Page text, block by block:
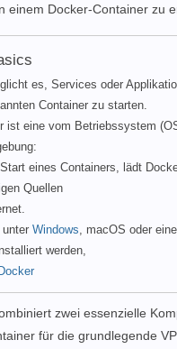
einem Docker-Container zu
es, Services oder
Container zu starten.
ist eine vom Betriebssystem
eines Containers, lädt
Quellen
unter Windows , macOS oder
werden,
Docker
zwei essenzielle
für die grundlegende